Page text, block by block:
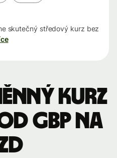
skutečný středový kurz bez
kurz
GBP na